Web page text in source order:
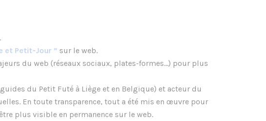
et Petit-Jour ” sur le web.
du web (réseaux sociaux, plates-formes…) pour plus
guides du Petit Futé à Liège et en Belgique) et acteur du
En toute transparence, tout a été mis en œuvre pour
plus visible en permanence sur le web.